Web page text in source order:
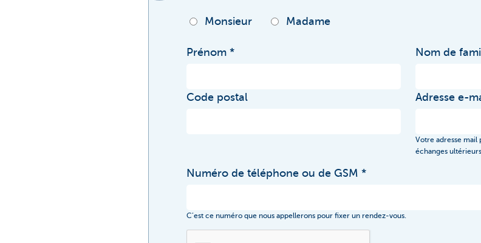
Monsieur Madame
Prénom Nom de
Code postal Adresse e-
Votre adresse
échanges
Numéro de téléphone ou de GSM
C’est ce numéro que nous appellerons pour fixer un rendez-vous.